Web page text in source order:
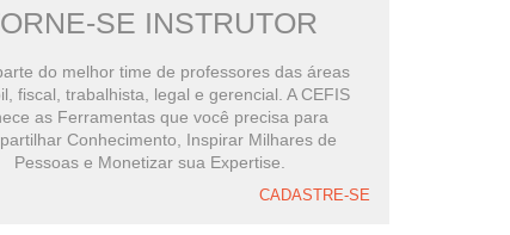
SE INSTRUTOR
do melhor time de professores das áreas
fiscal, trabalhista, legal e gerencial. A CEFIS
as Ferramentas que você precisa para
Conhecimento, Inspirar Milhares de
Pessoas e Monetizar sua Expertise.
CADASTRE-SE